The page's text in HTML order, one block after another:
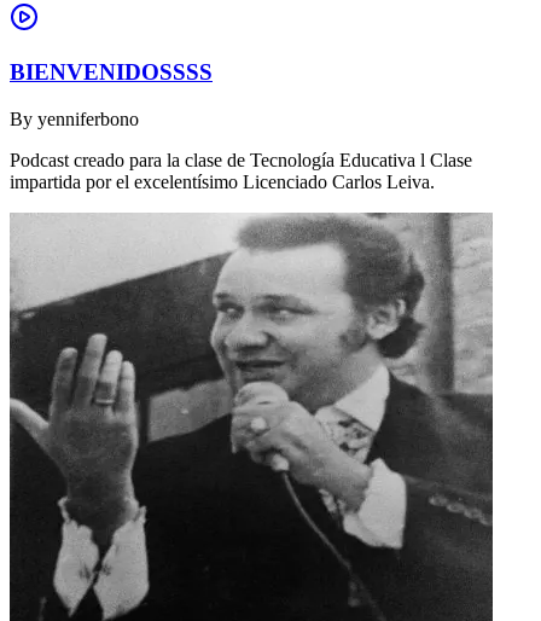
BIENVENIDOSSSS
By yenniferbono
Podcast creado para la clase de Tecnología Educativa l Clase
impartida por el excelentísimo Licenciado Carlos Leiva.